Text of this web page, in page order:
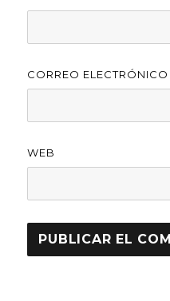
CORREO ELECTRÓNICO
WEB